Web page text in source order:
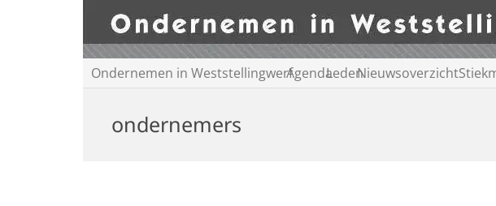
Ondernemen in WeststellingwerfAgendaLedenNieuwsoverzicht
ondernemers